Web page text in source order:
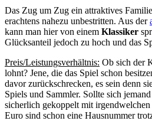
Das Zug um Zug ein attraktives
erachtens nahezu unbestritten. Aus der
kann man hier von einem Klassiker
Glücksanteil jedoch zu hoch und das
Preis/Leistungsverhältnis: Ob sich der
lohnt? Jene, die das Spiel schon
davor zurückschrecken, es sein denn
Spiels und Sammler. Sollte sich
sicherlich gekoppelt mit
Euro sind schon eine Hausnummer